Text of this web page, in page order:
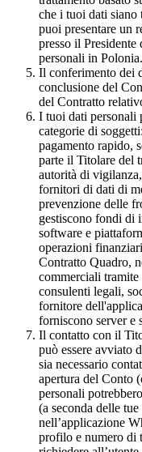
che i tuoi dati
puoi presentare un
presso il
personali in Polonia.
Il conferimento dei
conclusione del
del Contratto
I tuoi dati personali
categorie di
pagamento rapido,
parte il Titolare del
autorità di
fornitori di dati di
prevenzione delle
gestiscono fondi di
software e
operazioni
Contratto Quadro,
commerciali
consulenti legali,
fornitore
forniscono server e
Il contatto con il
può essere avviato
sia necessario
apertura del Conto
personali
(a seconda delle
nell’applicazione
profilo e numero di